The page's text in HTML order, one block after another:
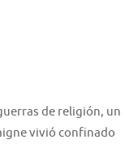
de religión, un
vivió confinado